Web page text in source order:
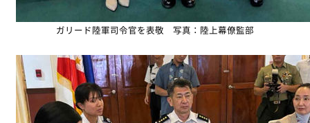
ガリード陸軍司令官を表敬 写真：陸上幕僚監部